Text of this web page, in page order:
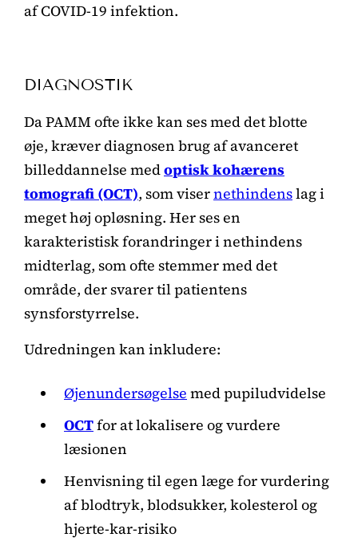
af COVID-19 infektion.
DIAGNOSTIK
Da PAMM ofte ikke kan ses med det blotte
øje, kræver diagnosen brug af avanceret
billeddannelse medoptisk kohærens
tomografi (OCT), som visernethindenslag i
meget høj opløsning. Her ses en
karakteristisk forandringer i nethindens
midterlag, som ofte stemmer med det
område, der svarer til patientens
synsforstyrrelse.
Udredningen kan inkludere:
Øjenundersøgelse med pupiludvidelse
OCTfor at lokalisere og vurdere
læsionen
Henvisning til egen læge for vurdering
af blodtryk, blodsukker, kolesterol og
hjerte-kar-risiko